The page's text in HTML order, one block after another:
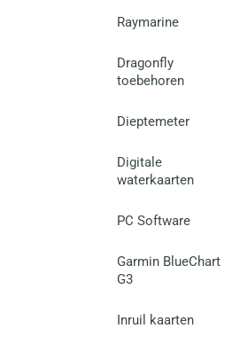
Raymarine
Dragonfly
toebehoren
Dieptemeter
Digitale
waterkaarten
PC Software
Garmin BlueChart
G3
Inruil kaarten